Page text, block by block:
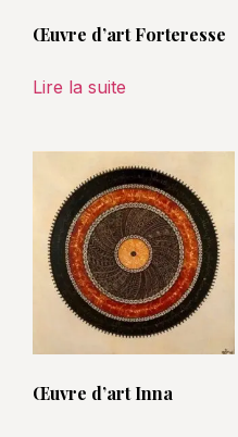
Œuvre d’art Forteresse
Lire la suite
Œuvre d’art Inna